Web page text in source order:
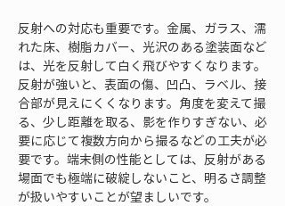
反射への対応も重要です。金属、ガラス、濡
れた床、樹脂カバー、光沢のある塗装面など
は、光を反射して白く飛びやすくなります。
反射が強いと、表面の傷、凹凸、ラベル、接
合部が見えにくくなります。角度を変えて撮
る、少し距離を取る、影を作りすぎない、必
要に応じて複数方向から撮るなどの工夫が必
要です。端末側の性能としては、反射がある
場面でも極端に破綻しないこと、明るさ調整
が扱いやすいことが望ましいです。